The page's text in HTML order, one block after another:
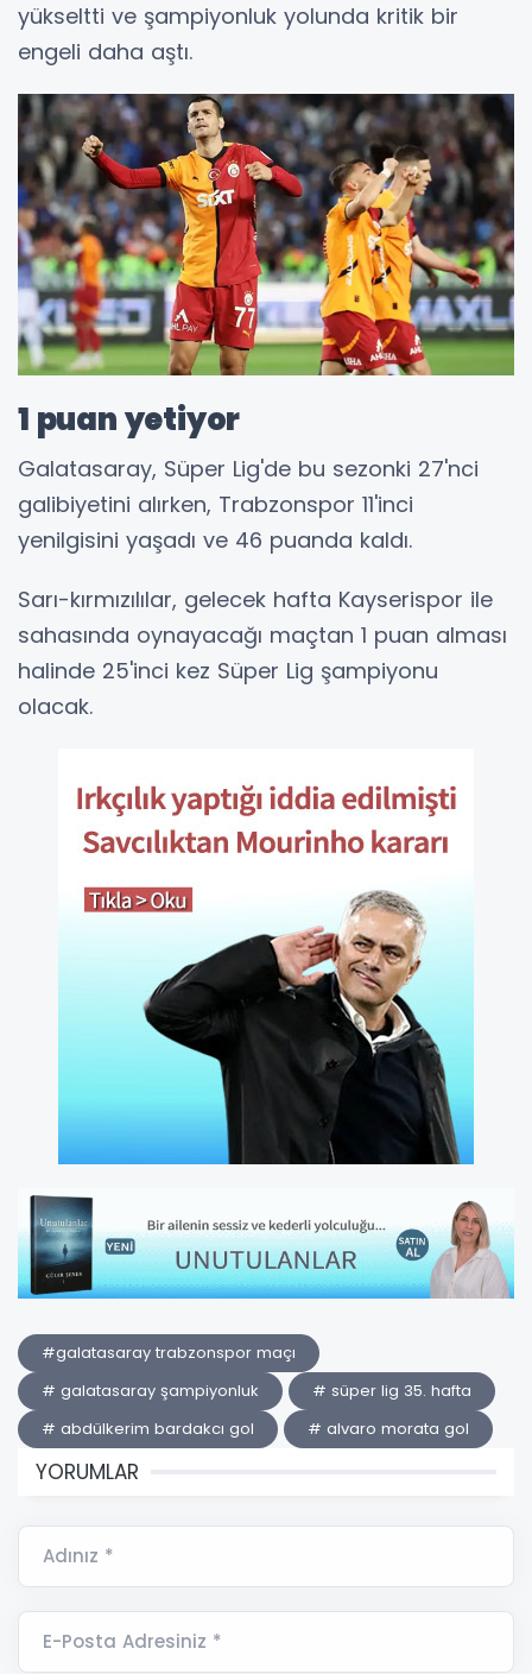
yükseltti ve şampiyonluk yolunda kritik bir
engeli daha aştı.
1 puan yetiyor
Galatasaray, Süper Lig'de bu sezonki 27'nci
galibiyetini alırken, Trabzonspor 11'inci
yenilgisini yaşadı ve 46 puanda kaldı.
Sarı-kırmızılılar, gelecek hafta Kayserispor ile
sahasında oynayacağı maçtan 1 puan alması
halinde 25'inci kez Süper Lig şampiyonu
olacak.
#galatasaray trabzonspor maçı
# galatasaray şampiyonluk
# süper lig 35. hafta
# abdülkerim bardakcı gol
# alvaro morata gol
YORUMLAR
Adınız *
E-Posta Adresiniz *